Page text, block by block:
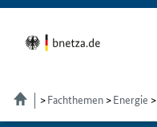
Fachthemen Energie